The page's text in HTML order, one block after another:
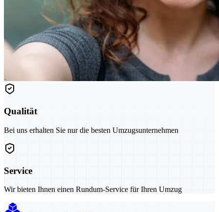
Qualität
Bei uns erhalten Sie nur die besten Umzugsunternehmen
Service
Wir bieten Ihnen einen Rundum-Service für Ihren Umzug